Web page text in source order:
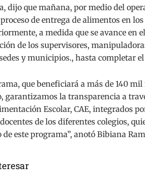
dijo que mañana, por medio del
de entrega de alimentos en
a medida que se avance en
de los supervisores,
y municipios., hasta completar
que beneficiará a más de 140
garantizamos la transparencia a
Escolar, CAE, integrados
de los diferentes colegios,
este programa”, anotó Bibiana